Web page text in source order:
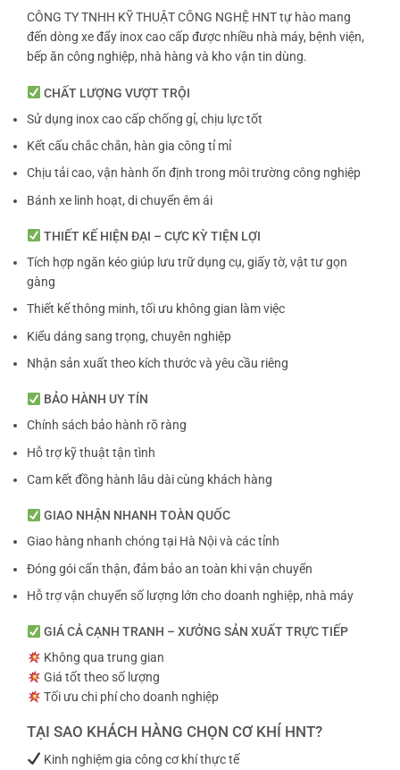
CÔNG TY TNHH KỸ THUẬT CÔNG NGHỆ HNT tự hào mang
đến dòng xe đẩy inox cao cấp được nhiều nhà máy, bệnh viện,
bếp ăn công nghiệp, nhà hàng và kho vận tin dùng.
CHẤT LƯỢNG VƯỢT TRỘI
Sử dụng inox cao cấp chống gỉ, chịu lực tốt
Kết cấu chắc chắn, hàn gia công tỉ mỉ
Chịu tải cao, vận hành ổn định trong môi trường công nghiệp
Bánh xe linh hoạt, di chuyển êm ái
THIẾT KẾ HIỆN ĐẠI – CỰC KỲ TIỆN LỢI
Tích hợp ngăn kéo giúp lưu trữ dụng cụ, giấy tờ, vật tư gọn
gàng
Thiết kế thông minh, tối ưu không gian làm việc
Kiểu dáng sang trọng, chuyên nghiệp
Nhận sản xuất theo kích thước và yêu cầu riêng
BẢO HÀNH UY TÍN
Chính sách bảo hành rõ ràng
Hỗ trợ kỹ thuật tận tình
Cam kết đồng hành lâu dài cùng khách hàng
GIAO NHẬN NHANH TOÀN QUỐC
Giao hàng nhanh chóng tại Hà Nội và các tỉnh
Đóng gói cẩn thận, đảm bảo an toàn khi vận chuyển
Hỗ trợ vận chuyển số lượng lớn cho doanh nghiệp, nhà máy
GIÁ CẢ CẠNH TRANH – XƯỞNG SẢN XUẤT TRỰC TIẾP
Không qua trung gian
Giá tốt theo số lượng
Tối ưu chi phí cho doanh nghiệp
TẠI SAO KHÁCH HÀNG CHỌN CƠ KHÍ HNT?
Kinh nghiệm gia công cơ khí thực tế